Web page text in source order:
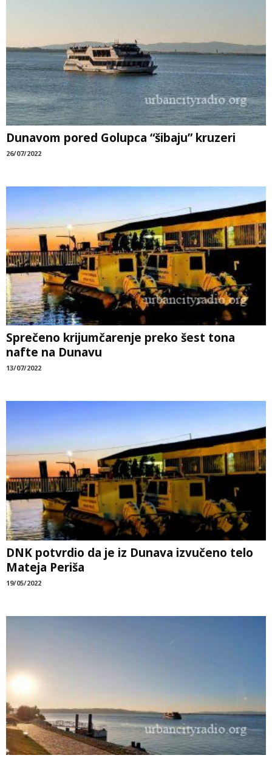
Dunavom pored Golupca “šibaju” kruzeri
26/07/2022
Sprečeno krijumčarenje preko šest tona
nafte na Dunavu
13/07/2022
DNK potvrdio da je iz Dunava izvučeno telo
Mateja Periša
19/05/2022